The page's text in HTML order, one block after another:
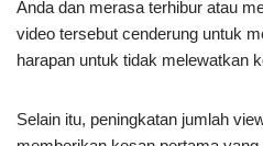
Anda dan merasa terhibur atau
video tersebut cenderung untuk
harapan untuk tidak melewatkan
Selain itu, peningkatan jumlah